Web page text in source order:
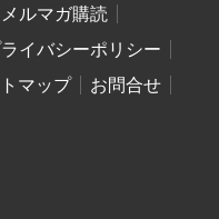
メルマガ購読
イバシーポリシー
マップ
お問合せ